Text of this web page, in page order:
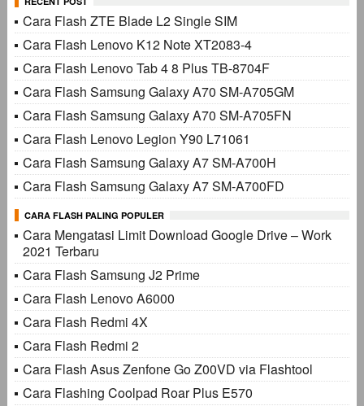
Cara Flash ZTE Blade L2 Single SIM
Cara Flash Lenovo K12 Note XT2083-4
Cara Flash Lenovo Tab 4 8 Plus TB-8704F
Cara Flash Samsung Galaxy A70 SM-A705GM
Cara Flash Samsung Galaxy A70 SM-A705FN
Cara Flash Lenovo Legion Y90 L71061
Cara Flash Samsung Galaxy A7 SM-A700H
Cara Flash Samsung Galaxy A7 SM-A700FD
CARA FLASH PALING POPULER
Cara Mengatasi Limit Download Google Drive – Work
2021 Terbaru
Cara Flash Samsung J2 Prime
Cara Flash Lenovo A6000
Cara Flash Redmi 4X
Cara Flash Redmi 2
Cara Flash Asus Zenfone Go Z00VD via Flashtool
Cara Flashing Coolpad Roar Plus E570